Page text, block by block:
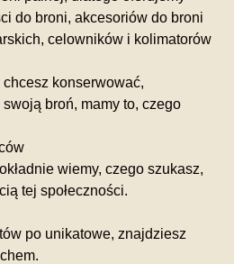
do broni, akcesoriów do broni
celowników i kolimatorów
konserwować,
broń, mamy to, czego
wiemy, czego szukasz,
tej społeczności.
po unikatowe, znajdziesz